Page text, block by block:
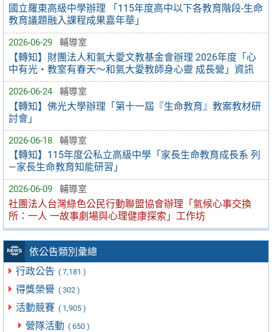
國立羅東高級中學辦理 「115年度高中以下各教育階段-生命
教育議題融入課程成果嘉年華」
2026-06-29 輔導室
【轉知】財團法人和氣大愛文教基金會辦理 2026年度「心
中有光・教室有春天～和氣大愛教師身心靈 成長營」資訊
2026-06-24 輔導室
【轉知】佛光大學辦理「第十一屆『生命教育』教案教材研
討會」
2026-06-18 輔導室
【轉知】115年度公私立高級中學「家長生命教育成長系 列
—家長生命教育知能研習」
2026-06-09 輔導室
社團法人台灣綠色公民行動聯盟協會辦理「氣候心事交換
所：一人 一故事劇場與心理健康探索」工作坊
依公告類別彙總
行政公告 ( 7,181 )
得獎榮譽 ( 302 )
活動競賽 ( 1,905 )
營隊活動 ( 650 )